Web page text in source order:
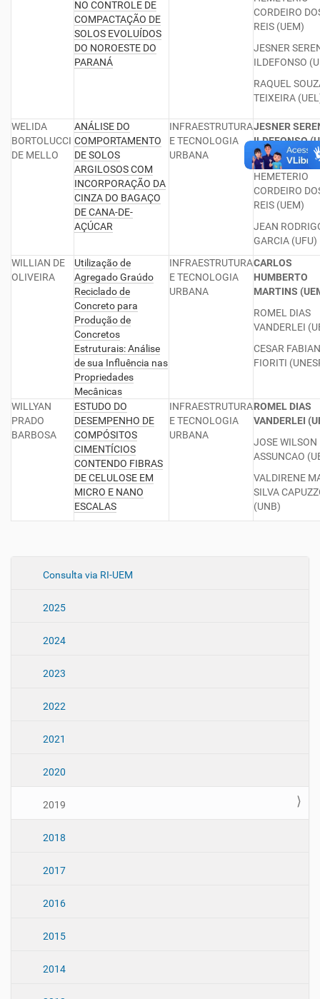
Consulta via RI-UEM
2025
2024
2023
2022
2021
2020
2019
2018
2017
2016
2015
2014
NO CONTROLE DE
COMPACTAÇÃO DE
SOLOS EVOLUÍDOS
DO NOROESTE DO
PARANÁ
CORDEIRO
REIS (UEM)
JESNER
ILDEFONSO
RAQUEL
TEIXEIRA
WELIDA
BORTOLUCCI
DE MELLO
ANÁLISE DO
COMPORTAMENTO
DE SOLOS
ARGILOSOS COM
INCORPORAÇÃO DA
CINZA DO BAGAÇO
DE CANA-DE-
AÇÚCAR
INFRAESTRUTURA
E TECNOLOGIA
URBANA
JESNER
ILDEFONSO
JESELAY
HEMETERIO
CORDEIRO
REIS (UEM)
JEAN
GARCIA (UFU)
WILLIAN DE
OLIVEIRA
Utilização de
Agregado Graúdo
Reciclado de
Concreto para
Produção de
Concretos
Estruturais: Análise
de sua Influência nas
Propriedades
Mecânicas
INFRAESTRUTURA
E TECNOLOGIA
URBANA
CARLOS
HUMBERTO
MARTINS
ROMEL DIAS
VANDERLEI
CESAR
FIORITI
WILLYAN
PRADO
BARBOSA
ESTUDO DO
DESEMPENHO DE
COMPÓSITOS
CIMENTÍCIOS
CONTENDO FIBRAS
DE CELULOSE EM
MICRO E NANO
ESCALAS
INFRAESTRUTURA
E TECNOLOGIA
URBANA
ROMEL DIAS
VANDERLEI
JOSE WILSON
ASSUNCAO
VALDIRENE
SILVA
(UNB)